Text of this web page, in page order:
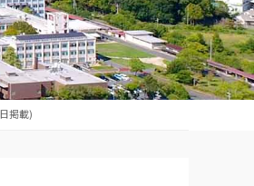
掲載)